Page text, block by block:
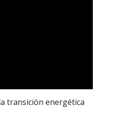
transición energética